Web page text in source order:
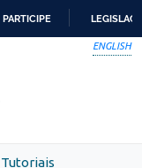
PARTICIPE
ENGLISH
Tutoriais